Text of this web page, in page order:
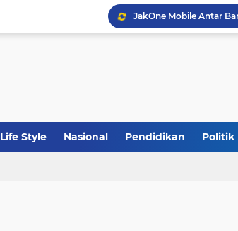
JakOne Mobile Antar
Calon Ketum PBNU,
Life Style Nasional Pendidikan Politik